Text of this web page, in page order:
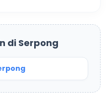
di Serpong